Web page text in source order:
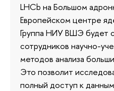
LHCb на Большом
Европейском центре
Группа НИУ ВШЭ будет
сотрудников научно-
методов анализа
Это позволит
полный доступ к